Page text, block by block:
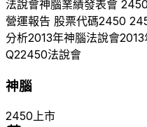
法說會神腦業績發表會 2450
營運報告 股票代碼2450
分析2013年神腦法說會2013
Q22450法說會
神腦
2450上市